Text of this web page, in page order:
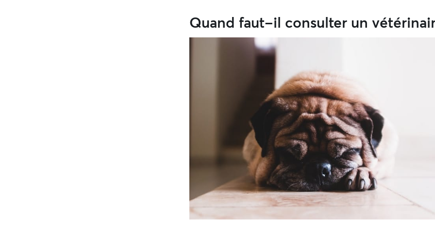
Quand faut-il consulter un